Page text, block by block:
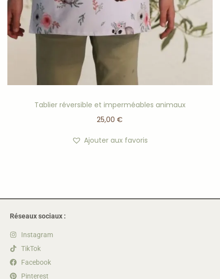
Tablier réversible et imperméables animaux
25,00€
Ajouter aux favoris
Réseaux sociaux :
Instagram
TikTok
Facebook
Pinterest